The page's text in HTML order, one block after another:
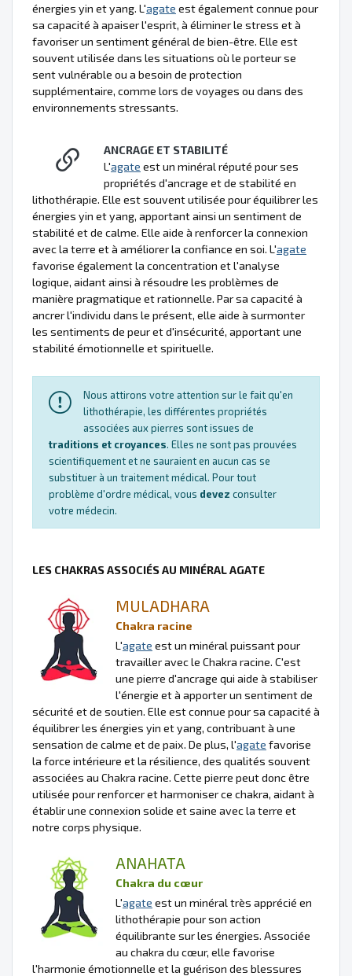
énergies yin et yang. L'agate est également connue pour
sa capacité à apaiser l'esprit, à éliminer le stress et à
favoriser un sentiment général de bien-être. Elle est
souvent utilisée dans les situations où le porteur se
sent vulnérable ou a besoin de protection
supplémentaire, comme lors de voyages ou dans des
environnements stressants.
ANCRAGE ET STABILITÉ
L'agate est un minéral réputé pour ses
propriétés d'ancrage et de stabilité en
lithothérapie. Elle est souvent utilisée pour équilibrer les
énergies yin et yang, apportant ainsi un sentiment de
stabilité et de calme. Elle aide à renforcer la connexion
avec la terre et à améliorer la confiance en soi. L'agate
favorise également la concentration et l'analyse
logique, aidant ainsi à résoudre les problèmes de
manière pragmatique et rationnelle. Par sa capacité à
ancrer l'individu dans le présent, elle aide à surmonter
les sentiments de peur et d'insécurité, apportant une
stabilité émotionnelle et spirituelle.
Nous attirons votre attention sur le fait qu'en
lithothérapie, les différentes propriétés
associées aux pierres sont issues de
traditions et croyances. Elles ne sont pas prouvées
scientifiquement et ne sauraient en aucun cas se
substituer à un traitement médical. Pour tout
problème d'ordre médical, vous devez consulter
votre médecin.
LES CHAKRAS ASSOCIÉS AU MINÉRAL AGATE
MULADHARA
Chakra racine
L'agate est un minéral puissant pour
travailler avec le Chakra racine. C'est
une pierre d'ancrage qui aide à stabiliser
l'énergie et à apporter un sentiment de
sécurité et de soutien. Elle est connue pour sa capacité à
équilibrer les énergies yin et yang, contribuant à une
sensation de calme et de paix. De plus, l'agate favorise
la force intérieure et la résilience, des qualités souvent
associées au Chakra racine. Cette pierre peut donc être
utilisée pour renforcer et harmoniser ce chakra, aidant à
établir une connexion solide et saine avec la terre et
notre corps physique.
ANAHATA
Chakra du cœur
L'agate est un minéral très apprécié en
lithothérapie pour son action
équilibrante sur les énergies. Associée
au chakra du cœur, elle favorise
l'harmonie émotionnelle et la guérison des blessures